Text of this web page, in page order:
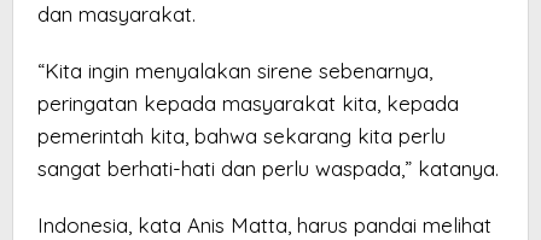
dan masyarakat.
“Kita ingin menyalakan sirene sebenarnya,
peringatan kepada masyarakat kita, kepada
pemerintah kita, bahwa sekarang kita perlu
sangat berhati-hati dan perlu waspada,” katanya.
Indonesia, kata Anis Matta, harus pandai melihat